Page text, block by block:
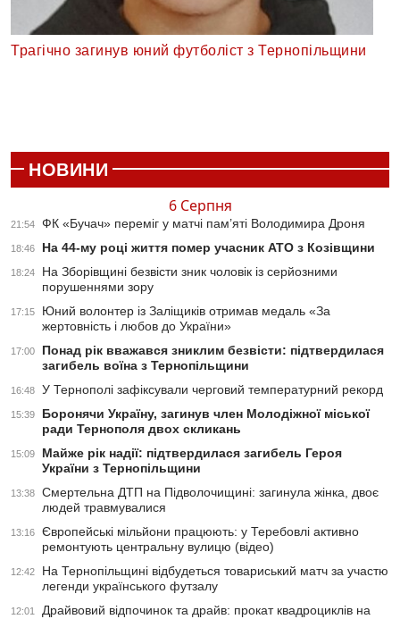
Трагічно загинув юний футболіст з Тернопільщини
НОВИНИ
6 Серпня
21:54 ФК «Бучач» переміг у матчі пам’яті Володимира Дроня
18:46 На 44-му році життя помер учасник АТО з Козівщини
18:24
На Зборівщині безвісти зник чоловік із серйозними
порушеннями зору
17:15
Юний волонтер із Заліщиків отримав медаль «За
жертовність і любов до України»
17:00
Понад рік вважався зниклим безвісти: підтвердилася
загибель воїна з Тернопільщини
16:48 У Тернополі зафіксували черговий температурний рекорд
15:39
Боронячи Україну, загинув член Молодіжної міської
ради Тернополя двох скликань
15:09
Майже рік надії: підтвердилася загибель Героя
України з Тернопільщини
13:38
Смертельна ДТП на Підволочищині: загинула жінка, двоє
людей травмувалися
13:16
Європейські мільйони працюють: у Теребовлі активно
ремонтують центральну вулицю (відео)
12:42
На Тернопільщині відбудеться товариський матч за участю
легенди українського футзалу
12:01
Драйвовий відпочинок та драйв: прокат квадроциклів на